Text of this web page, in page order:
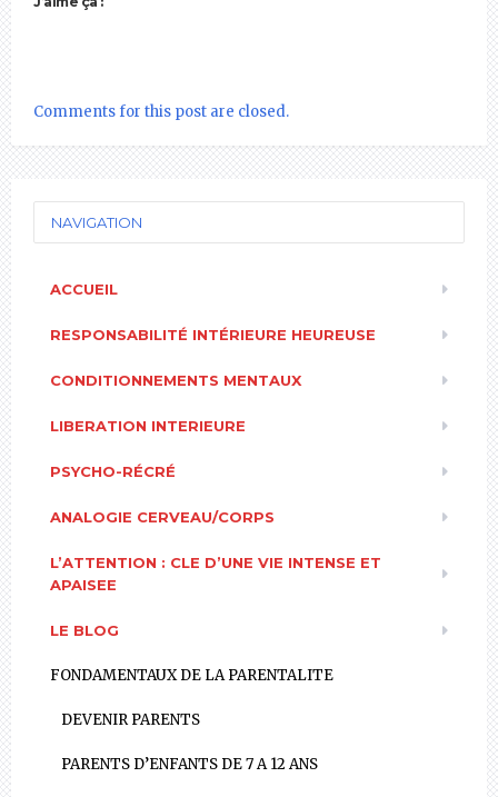
Comments for this post are closed.
NAVIGATION
ACCUEIL
RESPONSABILITÉ INTÉRIEURE HEUREUSE
CONDITIONNEMENTS MENTAUX
LIBERATION INTERIEURE
PSYCHO-RÉCRÉ
ANALOGIE CERVEAU/CORPS
L’ATTENTION : CLE D’UNE VIE INTENSE ET
APAISEE
LE BLOG
FONDAMENTAUX DE LA PARENTALITE
DEVENIR PARENTS
PARENTS D’ENFANTS DE 7 A 12 ANS